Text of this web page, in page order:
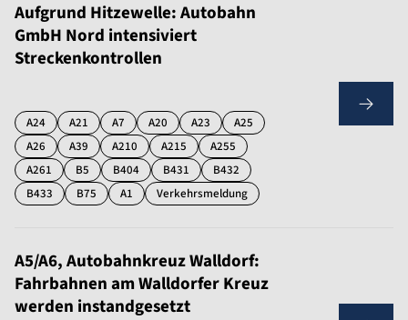
Aufgrund Hitzewelle: Autobahn
GmbH Nord intensiviert
Streckenkontrollen
A24 A21 A7 A20 A23
A25
A26
A39 A210 A215
A255
A261
B5 B404 B431
B432
B433
B75 A1 Verkehrsmeldung
A5/A6, Autobahnkreuz Walldorf:
Fahrbahnen am Walldorfer Kreuz
werden instandgesetzt